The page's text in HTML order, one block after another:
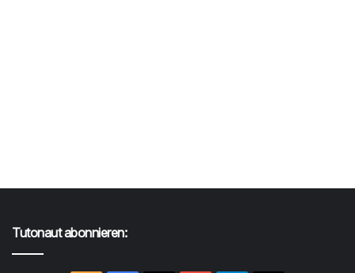
Tutonaut abonnieren: